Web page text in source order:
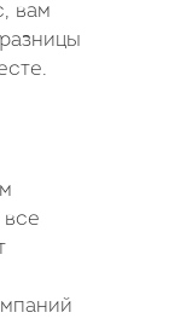
вам